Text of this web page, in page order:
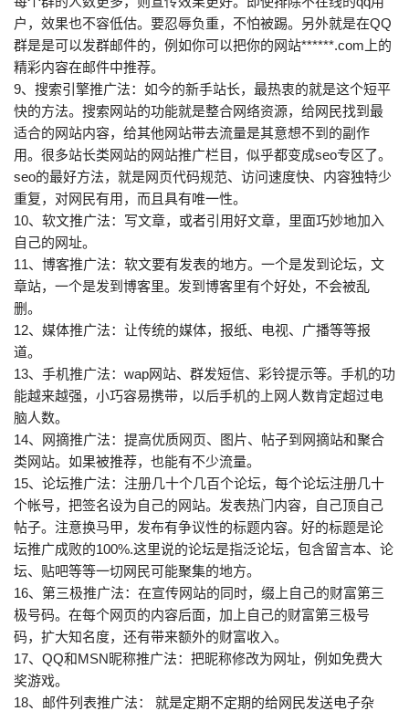
户，效果也不容低估。要忍辱负重，不怕被踢。另外就是在QQ
群是是可以发群邮件的，例如你可以把你的网站******.com上的
精彩内容在邮件中推荐。
9、搜索引擎推广法：如今的新手站长，最热衷的就是这个短平
快的方法。搜索网站的功能就是整合网络资源，给网民找到最
适合的网站内容，给其他网站带去流量是其意想不到的副作
用。很多站长类网站的网站推广栏目，似乎都变成seo专区了。
seo的最好方法，就是网页代码规范、访问速度快、内容独特少
重复，对网民有用，而且具有唯一性。
10、软文推广法：写文章，或者引用好文章，里面巧妙地加入
自己的网址。
11、博客推广法：软文要有发表的地方。一个是发到论坛，文
章站，一个是发到博客里。发到博客里有个好处，不会被乱
删。
12、媒体推广法：让传统的媒体，报纸、电视、广播等等报
道。
13、手机推广法：wap网站、群发短信、彩铃提示等。手机的功
能越来越强，小巧容易携带，以后手机的上网人数肯定超过电
脑人数。
14、网摘推广法：提高优质网页、图片、帖子到网摘站和聚合
类网站。如果被推荐，也能有不少流量。
15、论坛推广法：注册几十个几百个论坛，每个论坛注册几十
个帐号，把签名设为自己的网站。发表热门内容，自己顶自己
帖子。注意换马甲，发布有争议性的标题内容。好的标题是论
坛推广成败的100%.这里说的论坛是指泛论坛，包含留言本、论
坛、贴吧等等一切网民可能聚集的地方。
16、第三极推广法：在宣传网站的同时，缀上自己的财富第三
极号码。在每个网页的内容后面，加上自己的财富第三极号
码，扩大知名度，还有带来额外的财富收入。
17、QQ和MSN昵称推广法：把昵称修改为网址，例如免费大
奖游戏。
18、邮件列表推广法： 就是定期不定期的给网民发送电子杂